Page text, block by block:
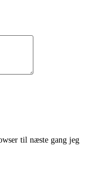
til næste gang jeg